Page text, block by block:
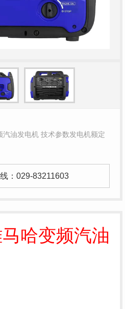
油发电机 技术参数发电机额定
： 029-83211603
哈变频汽油